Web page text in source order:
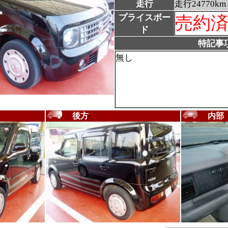
走行
走行24770km
プライスボー
ド
売約
特記事
無し
後方 内部